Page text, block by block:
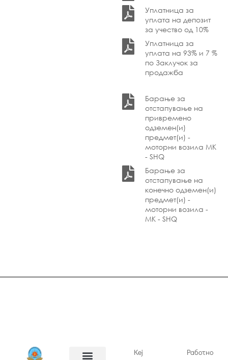
Уплатница за
уплата на депозит
за учество од 10%
Уплатница за
уплата на 93% и 7 %
по Заклучок за
продажба
Барање за
отстапување на
привремено
одземен(и)
предмет(и) -
моторни возила МК
- SHQ
Барање за
отстапување на
конечно одземен(и)
предмет(и) -
моторни возила -
МК - SHQ
Кеј
Работно